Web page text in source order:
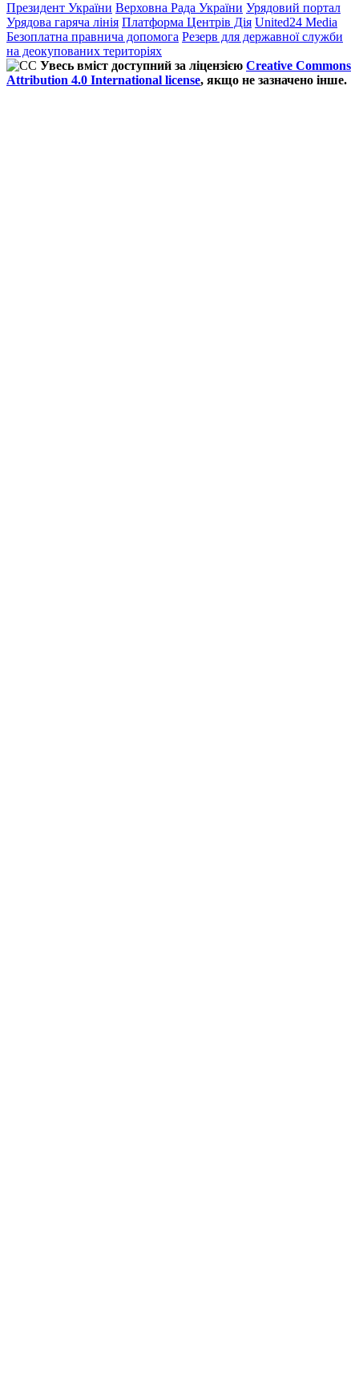
Президент України Верховна Рада України Урядовий портал
Урядова гаряча лінія Платформа Центрів Дія United24 Media
Безоплатна правнича допомога Резерв для державної служби
на деокупованих територіях
Увесь вміст доступний за ліцензією Creative Commons
Attribution 4.0 International license, якщо не зазначено інше.